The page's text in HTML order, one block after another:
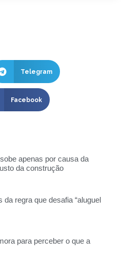
Telegram
Facebook
apenas por causa da
da construção
regra que desafia “aluguel
para perceber o que a